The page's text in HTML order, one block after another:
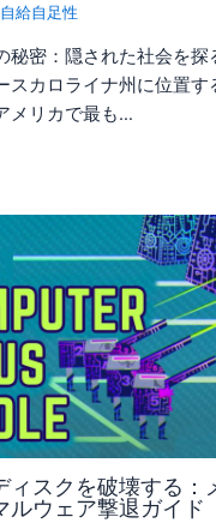
自給自足性
秘密：隠された社会を探
スカロライナ州に位置す
メリカで最も…
ィスクを破壊する：
ルウェア撃退ガイド